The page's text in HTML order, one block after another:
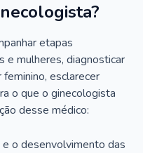
etapas
e mulheres, diagnosticar
esclarecer
o que o ginecologista
desse médico:
o desenvolvimento das